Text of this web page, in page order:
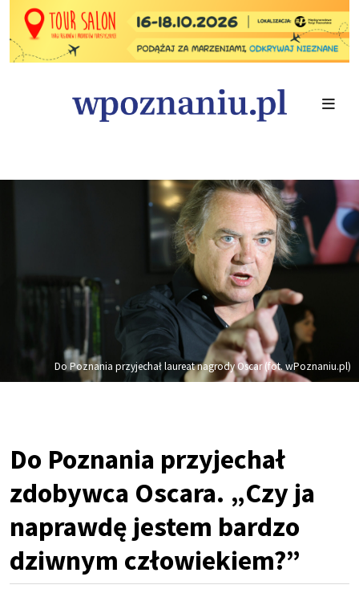
Do Poznania przyjechał laureat nagrody Oscar (fot. wPoznaniu.pl)
Do Poznania przyjechał
zdobywca Oscara. „Czy ja
naprawdę jestem bardzo
dziwnym człowiekiem?”